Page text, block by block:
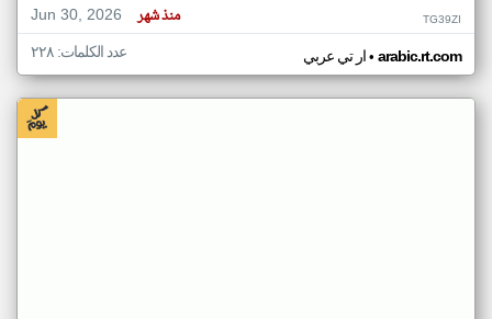
Jun 30, 2026
منذ شهر TG39ZI
ار تي عربي• arabic.rt.com عدد الكلمات: ٢٢٨